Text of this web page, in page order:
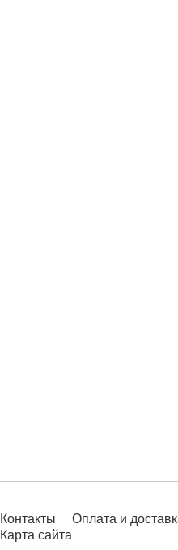
Контакты Оплата и
Карта сайта